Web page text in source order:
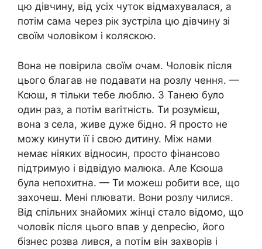
цю дівчину, від усіх чуток відмахувалася, а
потім сама через рік зустріла цю дівчину зі
своїм чоловіком і коляскою.
Вона не повірила своїм очам. Чоловік після
цього благав не подавати на розлу чення. —
Ксюш, я тільки тебе люблю. З Танею було
один раз, а потім ваrітність. Ти розумієш,
вона з села, живе дуже бідно. Я просто не
можу кинути її і свою дитину. Між нами
немає ніяких відносин, просто фінансово
підтримую і відвідую малюка. Але Ксюша
була непохитна. — Ти можеш робити все, що
захочеш. Мені плювати. Вони розлу чилися.
Від спільних знайомих жінці стало відомо, що
чоловік після цього впав у деnресію, його
бізнес розва лився, а потім він захворів і